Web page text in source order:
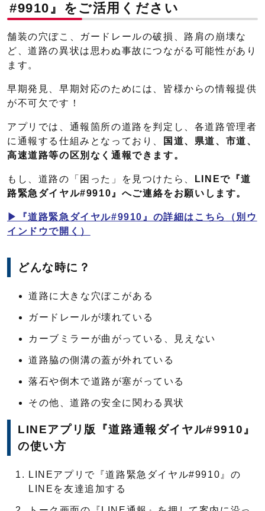
#9910』をご活用ください
舗装の穴ぼこ、ガードレールの破損、路肩の崩壊な
ど、道路の異状は思わぬ事故につながる可能性があり
ます。
早期発見、早期対応のためには、皆様からの情報提供
が不可欠です！
アプリでは、通報箇所の道路を判定し、各道路管理者
に通報する仕組みとなっており、
国道、県道、市道、
高速道路等の区別なく通報できます。
もし、道路の「困った」を見つけたら、
LINEで『道
路緊急ダイヤル#9910』へご連絡をお願いします。
▶『道路緊急ダイヤル#9910』の詳細はこちら
（別ウ
インドウで開く）
どんな時に？
道路に大きな穴ぼこがある
ガードレールが壊れている
カーブミラーが曲がっている、見えない
道路脇の側溝の蓋が外れている
落石や倒木で道路が塞がっている
その他、道路の安全に関わる異状
LINEアプリ版『道路通報ダイヤル#9910』
の使い方
LINEアプリで『道路緊急ダイヤル#9910』の
LINEを友達追加する